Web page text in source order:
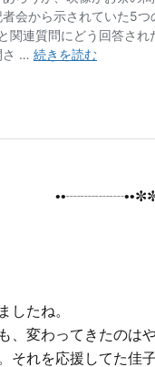
したね。
、変わってきたのは
それを応援してた佳